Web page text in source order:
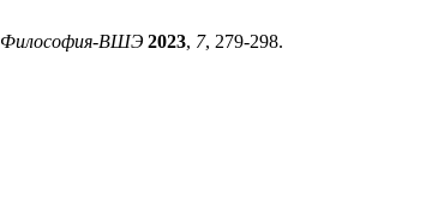
Философия-ВШЭ 2023, 7, 279-298.